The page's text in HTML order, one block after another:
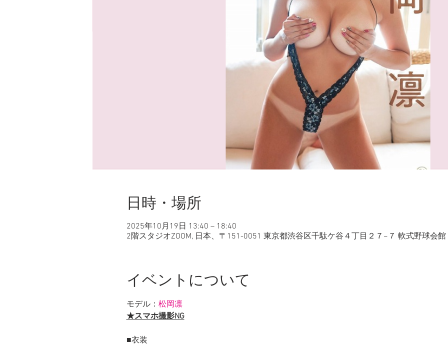
日時・場所
2025年10月19日 13:40 – 18:40
2階スタジオZOOM, 日本、〒151-0051 東京都渋谷区千駄ケ谷４丁目２７−７ 軟式野球会館
イベントについて
モデル： 松岡凛
★スマホ撮影NG
■衣装